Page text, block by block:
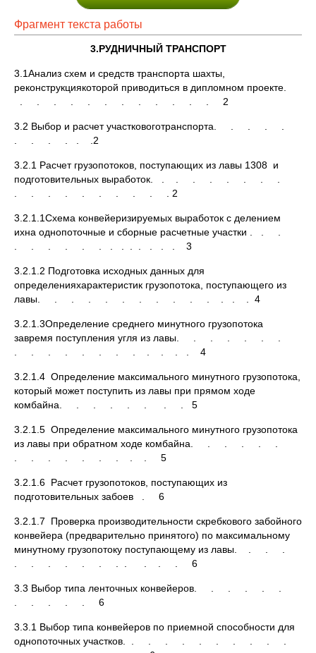
Фрагмент текста работы
3.РУДНИЧНЫЙ ТРАНСПОРТ
3.1Анализ схем и средств транспорта шахты,
реконструкциякоторой приводиться в дипломном проекте.
. . . . . . . . . . . . 2
3.2 Выбор и расчет участковоготранспорта. . . . .
. . . . . .2
3.2.1 Расчет грузопотоков, поступающих из лавы 1308 и
подготовительных выработок. . . . . . . . .
. . . . . . . . . . 2
3.2.1.1Схема конвейеризируемых выработок с делением
ихна однопоточные и сборные расчетные участки . . .
. . . . . . . . . . . . . 3
3.2.1.2 Подготовка исходных данных для
определенияхарактеристик грузопотока, поступающего из
лавы. . . . . . . . . . . . . . 4
3.2.1.3Определение среднего минутного грузопотока
завремя поступления угля из лавы. . . . . . .
. . . . . . . . . . . . 4
3.2.1.4 Определение максимального минутного грузопотока,
который может поступить из лавы при прямом ходе
комбайна. . . . . . . . 5
3.2.1.5 Определение максимального минутного грузопотока
из лавы при обратном ходе комбайна. . . . . .
. . . . . . . . . 5
3.2.1.6 Расчет грузопотоков, поступающих из
подготовительных забоев . 6
3.2.1.7 Проверка производительности скребкового забойного
конвейера (предварительно принятого) по максимальному
минутному грузопотоку поступающему из лавы. . . .
. . . . . . . . . . . 6
3.3 Выбор типа ленточных конвейеров. . . . . .
. . . . . 6
3.3.1 Выбор типа конвейеров по приемной способности для
однопоточных участков. . . . . . . . . . .